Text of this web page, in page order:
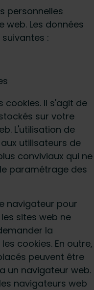
personnelles
web. Les données
:
cookies. Il s'agit de
sur votre
L'utilisation de
utilisateurs de
conviviaux qui ne
paramétrage des
navigateur pour
sites web ne
la
cookies. En outre,
peuvent être
un navigateur web.
navigateurs web